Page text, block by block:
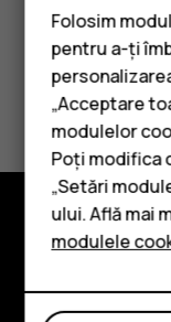
Tablete
Considerați
Da Nu
Explorează
Despre
Folosim
pentru a-ți
„Acceptare
modulelor
Poți modifica
„Setări
ului. Află mai
modulele